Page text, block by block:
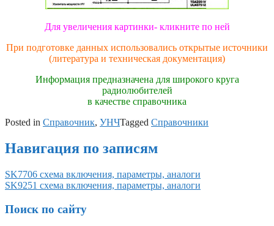
Для увеличения картинки- кликните по ней
При подготовке данных использовались открытые источники
(литература и техническая документация)
Информация предназначена для широкого круга
радиолюбителей
в качестве справочника
Posted in Справочник, УНЧTagged Справочники
Навигация по записям
SK7706 схема включения, параметры, аналоги
SK9251 схема включения, параметры, аналоги
Поиск по сайту